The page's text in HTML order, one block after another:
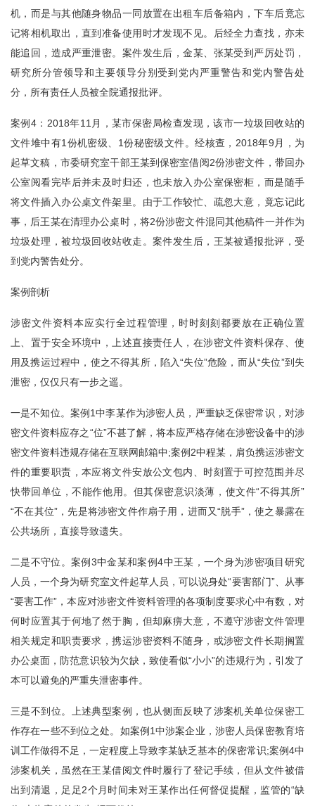
机，而是与其他随身物品一同放置在出租车后备箱内，下车后竟忘
记将相机取出，直到准备使用时才发现不见。后经全力查找，亦未
能追回，造成严重泄密。案件发生后，金某、张某受到严厉处罚，
研究所分管领导和主要领导分别受到党内严重警告和党内警告处
分，所有责任人员被全院通报批评。
案例4：2018年11月，某市保密局检查发现，该市一垃圾回收站的
文件堆中有1份机密级、1份秘密级文件。经核查，2018年9月，为
起草文稿，市委研究室干部王某到保密室借阅2份涉密文件，带回办
公室阅看完毕后并未及时归还，也未放入办公室保密柜，而是随手
将文件插入办公桌文件架里。由于工作较忙、疏忽大意，竟忘记此
事，后王某在清理办公桌时，将2份涉密文件混同其他稿件一并作为
垃圾处理，被垃圾回收站收走。案件发生后，王某被通报批评，受
到党内警告处分。
案例剖析
涉密文件资料本应实行全过程管理，时时刻刻都要放在正确位置
上、置于安全环境中，上述直接责任人，在涉密文件资料保存、使
用及携运过程中，使之不得其所，陷入“失位”危险，而从“失位”到失
泄密，仅仅只有一步之遥。
一是不知位。案例1中李某作为涉密人员，严重缺乏保密常识，对涉
密文件资料应存之“位”不甚了解，将本应严格存储在涉密设备中的涉
密文件资料违规存储在互联网邮箱中;案例2中程某，肩负携运涉密文
件的重要职责，本应将文件安放公文包内、时刻置于可控范围并尽
快带回单位，不能作他用。但其保密意识淡薄，使文件“不得其所”
“不在其位”，先是将涉密文件作扇子用，进而又“脱手”，使之暴露在
公共场所，直接导致遗失。
二是不守位。案例3中金某和案例4中王某，一个身为涉密项目研究
人员，一个身为研究室文件起草人员，可以说身处“要害部门”、从事
“要害工作”，本应对涉密文件资料管理的各项制度要求心中有数，对
何时应置其于何地了然于胸，但却麻痹大意，不遵守涉密文件管理
相关规定和职责要求，携运涉密资料不随身，或涉密文件长期搁置
办公桌面，防范意识较为欠缺，致使看似“小小”的违规行为，引发了
本可以避免的严重失泄密事件。
三是不到位。上述典型案例，也从侧面反映了涉案机关单位保密工
作存在一些不到位之处。如案例1中涉案企业，涉密人员保密教育培
训工作做得不足，一定程度上导致李某缺乏基本的保密常识;案例4中
涉案机关，虽然在王某借阅文件时履行了登记手续，但从文件被借
出到清退，足足2个月时间未对王某作出任何督促提醒，监管的“缺